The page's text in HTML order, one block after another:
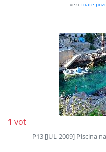
vezi toate
1 vot
P13 [JUL-2009] Piscina